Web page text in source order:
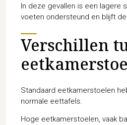
In deze gevallen is een lagere
voeten ondersteund en blijft
Verschillen
Standaard eetkamerstoelen
normale eettafels.
Hoge eetkamerstoelen, vaak